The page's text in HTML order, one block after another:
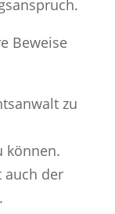
Beweise
zu
können.
auch der